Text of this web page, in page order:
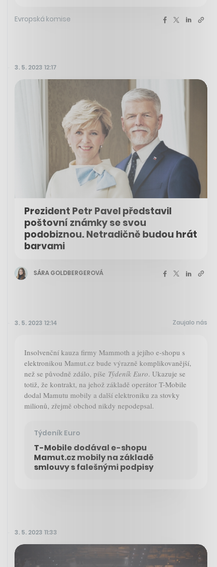
Evropská komise
3. 5. 2023 12:17
Prezident Petr Pavel představil
poštovní známky se svou
podobiznou. Netradičně budou hrát
barvami
SÁRA GOLDBERGEROVÁ
3. 5. 2023 12:14 Zaujalo nás
Insolvenční kauza firmy Mammoth a jejího e-shopu s
elektronikou Mamut.cz bude výrazně komplikovanější,
než se původně zdálo, píše Týdeník Euro. Ukazuje se
totiž, že kontrakt, na jehož základě operátor T-Mobile
dodal Mamutu mobily a další elektroniku za stovky
milionů, zřejmě obchod nikdy nepodepsal.
Týdeník Euro
T-Mobile dodával e-shopu
Mamut.cz mobily na základě
smlouvy s falešnými podpisy
3. 5. 2023 11:33